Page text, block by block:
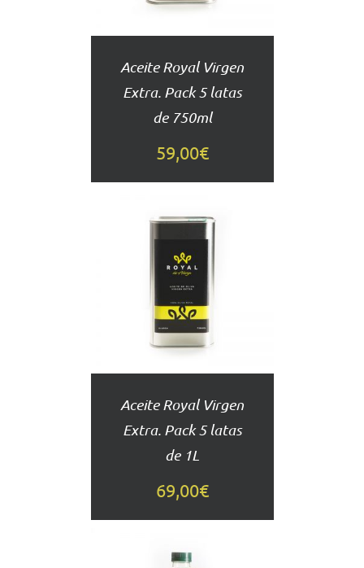
Aceite Royal Virgen
Extra. Pack 5 latas
de 750ml
59,00€
AÑADIR
AL
CARRITO
DETALLES
Aceite Royal Virgen
Extra. Pack 5 latas
de 1L
69,00€